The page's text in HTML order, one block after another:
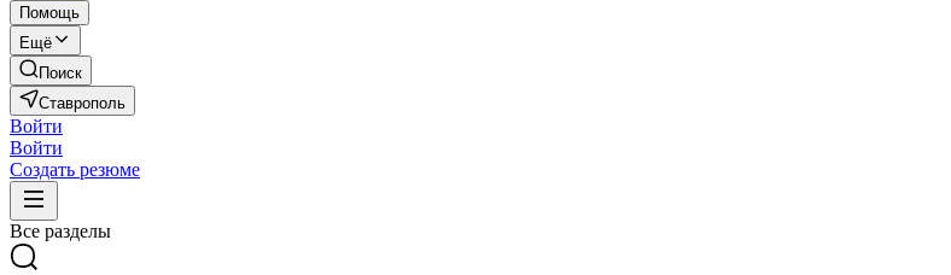
Помощь
Ещё
Поиск
Ставрополь
Войти
Войти
Создать резюме
Все разделы